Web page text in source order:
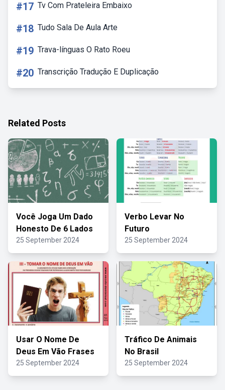
#17 Tv Com Prateleira Embaixo
#18 Tudo Sala De Aula Arte
#19 Trava-línguas O Rato Roeu
#20 Transcrição Tradução E Duplicação
Related Posts
Você Joga Um Dado
Honesto De 6 Lados
25 September 2024
Verbo Levar No
Futuro
25 September 2024
Usar O Nome De
Deus Em Vão Frases
25 September 2024
Tráfico De Animais
No Brasil
25 September 2024